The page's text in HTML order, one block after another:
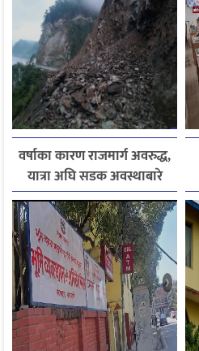
वर्षाका कारण राजमार्ग अवरुद्ध,
यात्रा अघि सडक अवस्थाबारे
जानकारी लिन आग्रह